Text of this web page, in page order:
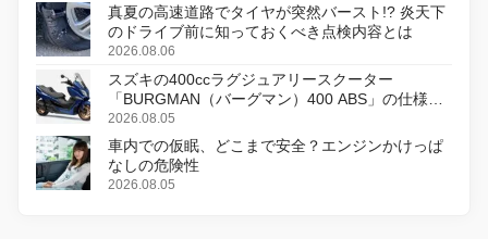
真夏の高速道路でタイヤが突然バースト!? 炎天下
のドライブ前に知っておくべき点検内容とは
2026.08.06
スズキの400ccラグジュアリースクーター
「BURGMAN（バーグマン）400 ABS」の仕様を
変更し、8月18日に発売
2026.08.05
車内での仮眠、どこまで安全？エンジンかけっぱ
なしの危険性
2026.08.05